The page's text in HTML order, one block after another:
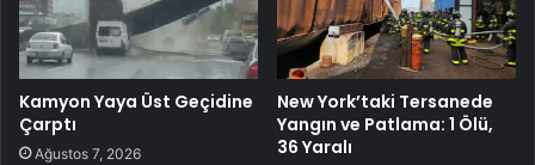
Kamyon Yaya Üst Geçidine
Çarptı
Ağustos 7, 2026
New York’taki Tersanede
Yangın ve Patlama: 1 Ölü,
36 Yaralı